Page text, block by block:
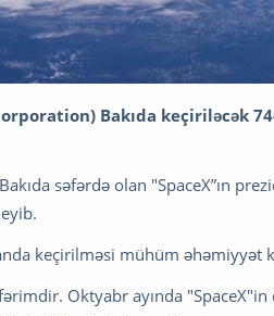
Bakıda keçiriləcək
səfərdə olan "SpaceX”ın
keçirilməsi mühüm əhəmiyyət
Oktyabr ayında "SpaceX"in